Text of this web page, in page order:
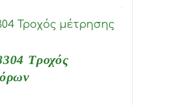
Τροχός μέτρησης
Τροχός